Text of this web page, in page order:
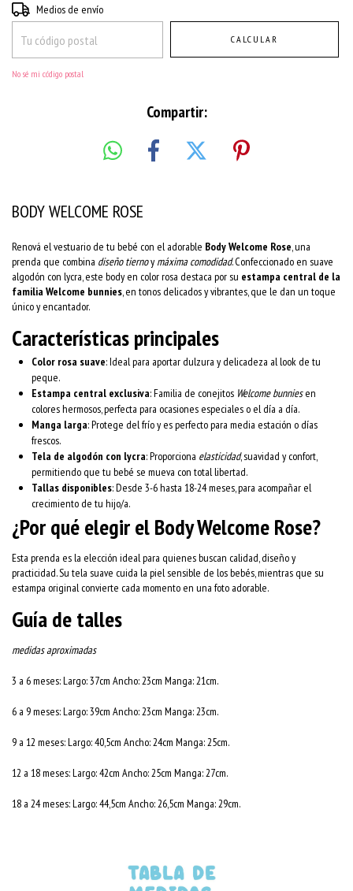
Entregas para el CP:
Medios de envío
CALCULAR
No sé mi código postal
Compartir:
BODY WELCOME ROSE
Renová el vestuario de tu bebé con el adorable Body Welcome Rose , una
prenda que combina diseño tiernoy máxima comodidad. Confeccionado en suave
algodón con lycra, este body en color rosa destaca por su estampa central de la
familia Welcome bunnies , en tonos delicados y vibrantes, que le dan un toque
único y encantador.
Características principales
Color rosa suave: Ideal para aportar dulzura y delicadeza al look de tu
peque.
Estampa central exclusiva: Familia de conejitos Welcome bunniesen
colores hermosos, perfecta para ocasiones especiales o el día a día.
Manga larga: Protege del frío y es perfecto para media estación o días
frescos.
Tela de algodón con lycra: Proporciona elasticidad, suavidad y confort,
permitiendo que tu bebé se mueva con total libertad.
Tallas disponibles: Desde 3-6 hasta 18-24 meses, para acompañar el
crecimiento de tu hijo/a.
¿Por qué elegir el Body Welcome Rose?
Esta prenda es la elección ideal para quienes buscan calidad, diseño y
practicidad. Su tela suave cuida la piel sensible de los bebés, mientras que su
estampa original convierte cada momento en una foto adorable.
Guía de talles
medidas aproximadas
3 a 6 meses: Largo: 37cm Ancho: 23cm Manga: 21cm.
6 a 9 meses: Largo: 39cm Ancho: 23cm Manga: 23cm.
9 a 12 meses: Largo: 40,5cm Ancho: 24cm Manga: 25cm.
12 a 18 meses: Largo: 42cm Ancho: 25cm Manga: 27cm.
18 a 24 meses: Largo: 44,5cm Ancho: 26,5cm Manga: 29cm.